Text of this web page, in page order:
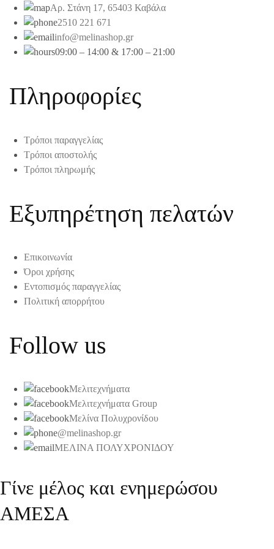
Αρ. Στάνη 17, 65403 Καβάλα
2510 221 671
info@melinashop.gr
09:00 – 14:00 & 17:00 – 21:00
Πληροφορίες
Τρόποι παραγγελίας
Τρόποι αποστολής
Τρόποι πληρωμής
Εξυπηρέτηση πελατών
Επικοινωνία
Όροι χρήσης
Εντοπισμός παραγγελίας
Πολιτική απορρήτου
Follow us
Μελιτεχνήματα
Μελιτεχνήματα Group
Μελίνα Πολυχρονίδου
@melinashop.gr
ΜΕΛΙΝΑ ΠΟΛΥΧΡΟΝΙΔΟΥ
Γίνε μέλος και ενημερώσου
ΑΜΕΣΑ